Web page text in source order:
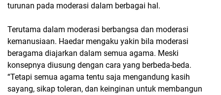
turunan pada moderasi dalam berbagai hal.
Terutama dalam moderasi berbangsa dan moderasi
kemanusiaan. Haedar mengaku yakin bila moderasi
beragama diajarkan dalam semua agama. Meski
konsepnya diusung dengan cara yang berbeda-beda.
“Tetapi semua agama tentu saja mengandung kasih
sayang, sikap toleran, dan keinginan untuk membangun